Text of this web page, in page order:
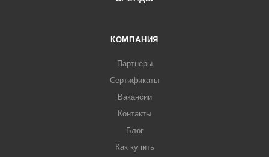
КОМПАНИЯ
Партнеры
Сертификаты
Вакансии
Контакты
Блог
Как купить